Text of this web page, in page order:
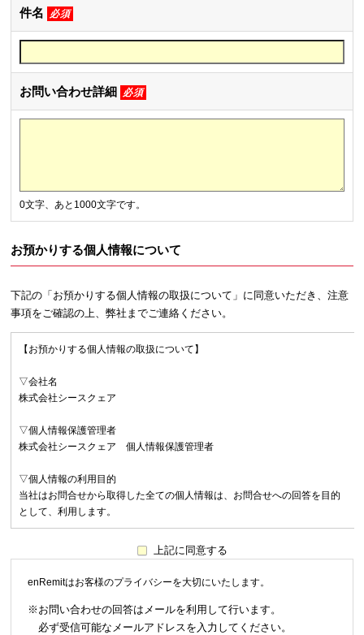
件名 必須
お問い合わせ詳細 必須
0文字、あと1000文字です。
お預かりする個人情報について
下記の「お預かりする個人情報の取扱について」に同意いただき、注意
事項をご確認の上、弊社までご連絡ください。
【お預かりする個人情報の取扱について】
▽会社名
株式会社シースクェア
▽個人情報保護管理者
株式会社シースクェア 個人情報保護管理者
▽個人情報の利用目的
当社はお問合せから取得した全ての個人情報は、お問合せへの回答を目的
として、利用します。
▽個人情報の第三者提供について
取得した個人情報は、法律上許されている場合を除き、ご本人の了解を得
ることなく第三者に提供することはありません。
▽個人情報の取扱いの委託について
お問合せから取得した個人情報は委託することがありません。
上記に同意する
enRemitはお客様のプライバシーを大切にいたします。
※お問い合わせの回答はメールを利用して行います。
必ず受信可能なメールアドレスを入力してください。